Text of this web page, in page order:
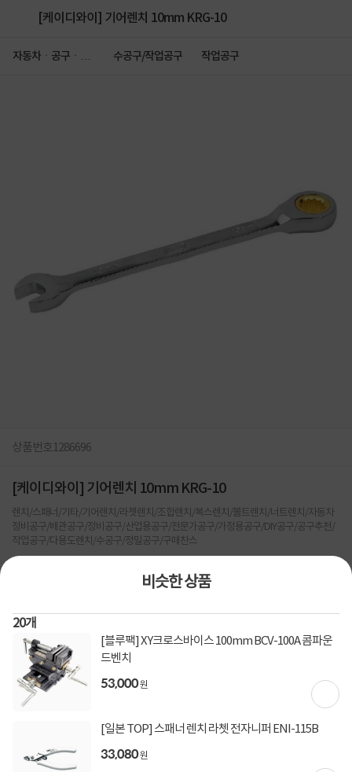
[케이디와이] 기어렌치 10mm KRG-10
자동차ㆍ공구ㆍ안
수공구/작업공구 작업공구
비슷한 상품
20개
[블루팩] XY크로스바이스 100mm BCV-100A 콤파운
드벤치
53,000원
[일본 TOP] 스패너 렌치 라쳇 전자니퍼 ENI-115B
33,080원
상품번호1286696
[케이디와이] 기어렌치 10mm KRG-10
렌치/스패너/기타/기어렌치/라쳇렌치/조합렌치/복스렌치/볼트렌치/너트렌치/자동차
정비공구/배관공구/정비공구/산업용공구/전문가공구/가정용공구/DIY공구/공구추천/
작업공구/다용도렌치/수공구/정밀공구/구매찬스
할인혜택
[토스페이 X 계좌이체] 50,000원 즉시할인
[토스페이 X 계좌이체] 20,000원 즉시할인
상 결제 시)
[토스페이 X 현대카드] 5% 즉시할인 (800,000원 이
상 결제 시)